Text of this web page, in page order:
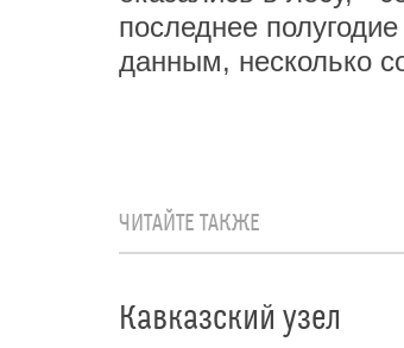
последнее
данным, несколько
ЧИТАЙТЕ ТАКЖЕ
Кавказский узел